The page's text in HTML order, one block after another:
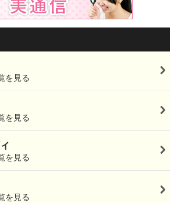
を見る
を見る
を見る
を見る